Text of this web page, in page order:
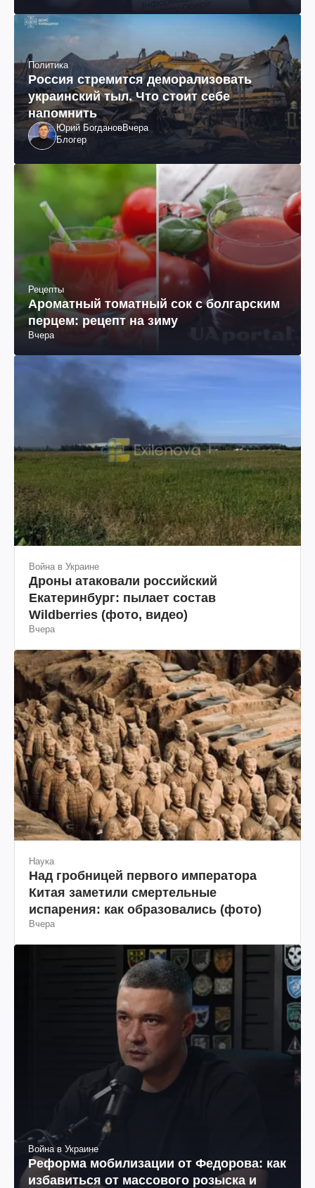
Политика
Россия стремится деморализовать
украинский тыл. Что стоит себе
напомнить
Юрий БогдановВчера
Блогер
Рецепты
Ароматный томатный сок с болгарским
перцем: рецепт на зиму
Вчера
Война в Украине
Дроны атаковали российский
Екатеринбург: пылает состав
Wildberries (фото, видео)
Вчера
Наука
Над гробницей первого императора
Китая заметили смертельные
испарения: как образовались (фото)
Вчера
Война в Украине
Реформа мобилизации от Федорова: как
избавиться от массового розыска и